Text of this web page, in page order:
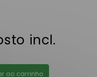
incl.
ao carrinho